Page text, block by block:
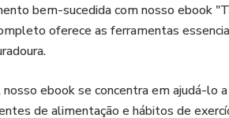
bem-sucedida com nosso ebook
oferece as ferramentas
ebook se concentra em ajudá-lo
de alimentação e hábitos de